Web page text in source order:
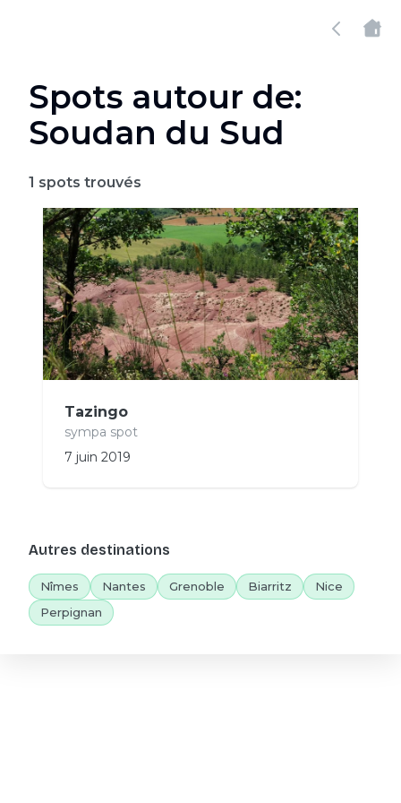
Spots autour de:
Soudan du Sud
1 spots trouvés
Tazingo
sympa spot
7 juin 2019
Autres destinations
Nîmes Nantes Grenoble Biarritz
Nice
Perpignan